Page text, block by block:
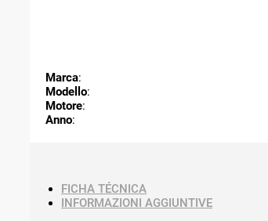
Marca:
Modello:
Motore:
Anno:
FICHA TÉCNICA
INFORMAZIONI AGGIUNTIVE